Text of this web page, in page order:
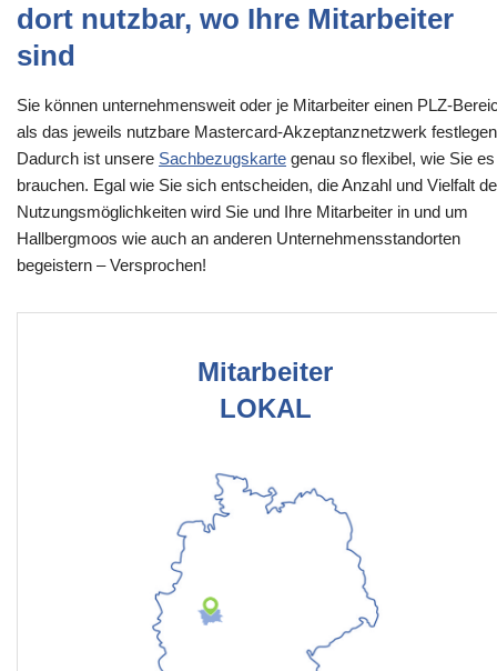
dort nutzbar, wo Ihre Mitarbeiter
sind
Sie können unternehmensweit oder je Mitarbeiter einen PLZ-
als das jeweils nutzbare Mastercard-Akzeptanznetzwerk
Dadurch ist unsere Sachbezugskarte genau so flexibel, wie Sie es
brauchen. Egal wie Sie sich entscheiden, die Anzahl und Vielfalt
Nutzungsmöglichkeiten wird Sie und Ihre Mitarbeiter in und um
Hallbergmoos wie auch an anderen Unternehmensstandorten
begeistern – Versprochen!
Mitarbeiter
LOKAL